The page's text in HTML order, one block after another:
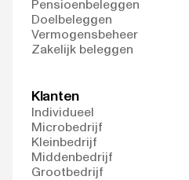
Pensioenbeleggen
Doelbeleggen
Vermogensbeheer
Zakelijk beleggen
Klanten
Individueel
Microbedrijf
Kleinbedrijf
Middenbedrijf
Grootbedrijf